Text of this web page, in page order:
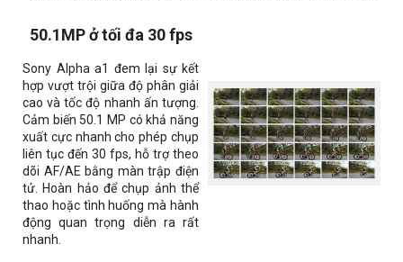
50.1MP ở tối đa 30 fps
Sony Alpha a1 đem lại sự kết
hợp vượt trội giữa độ phân giải
cao và tốc độ nhanh ấn tượng.
Cảm biến 50.1 MP có khả năng
xuất cực nhanh cho phép chụp
liên tục đến 30 fps, hỗ trợ theo
dõi AF/AE bằng màn trập điện
tử. Hoàn hảo để chụp ảnh thể
thao hoặc tình huống mà hành
động quan trọng diễn ra rất
nhanh.